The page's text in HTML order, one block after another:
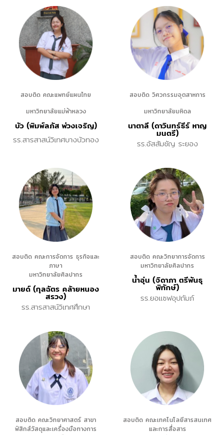
สอบติด คณะแพทย์แผนไทย
มหาวิทยาลัยแม่ฟ้าหลวง
บัว (พิมพ์ลภัส พ่วงเจริญ)
รร.สารสาสน์วิเทศบางบัวทอง
สอบติด วิศวกรรมอุตสาหการ
มหาวิทยาลัยมหิดล
นาตาลี (ดาวินทร์ธีร์ หาญ
มนตรี)
รร.อัสสัมชัญ ระยอง
สอบติด คณะการจัดการ ธุรกิจและ
ภาษา
มหาวิทยาลัยศิลปากร
มายด์ (กุลฉัตร คล้ายหนอง
สรวง)
รร.สารสาสน์วิเทศศึกษา
สอบติด คณะวิทยาการจัดการ
มหาวิทยาลัยศิลปากร
น้ำอุ่น (จิดาภา ตรีพันธุ
พิทักษ์)
รร.ยอแซฟอุปถัมภ์
สอบติด คณะวิทยาศาสตร์ สาขา
ฟิสิกส์วัสดุและเครื่องมือทางการ
สอบติด คณะเทคโนโลยีสารสนเทศ
และการสื่อสาร